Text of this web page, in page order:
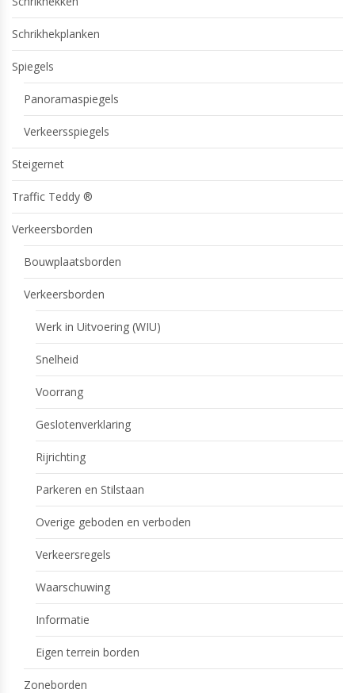
Schrikhekplanken
Spiegels
Panoramaspiegels
Verkeersspiegels
Steigernet
Traffic Teddy ®
Verkeersborden
Bouwplaatsborden
Verkeersborden
Werk in Uitvoering (WIU)
Snelheid
Voorrang
Geslotenverklaring
Rijrichting
Parkeren en Stilstaan
Overige geboden en verboden
Verkeersregels
Waarschuwing
Informatie
Eigen terrein borden
Zoneborden